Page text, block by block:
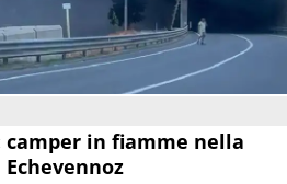
camper in fiamme nella